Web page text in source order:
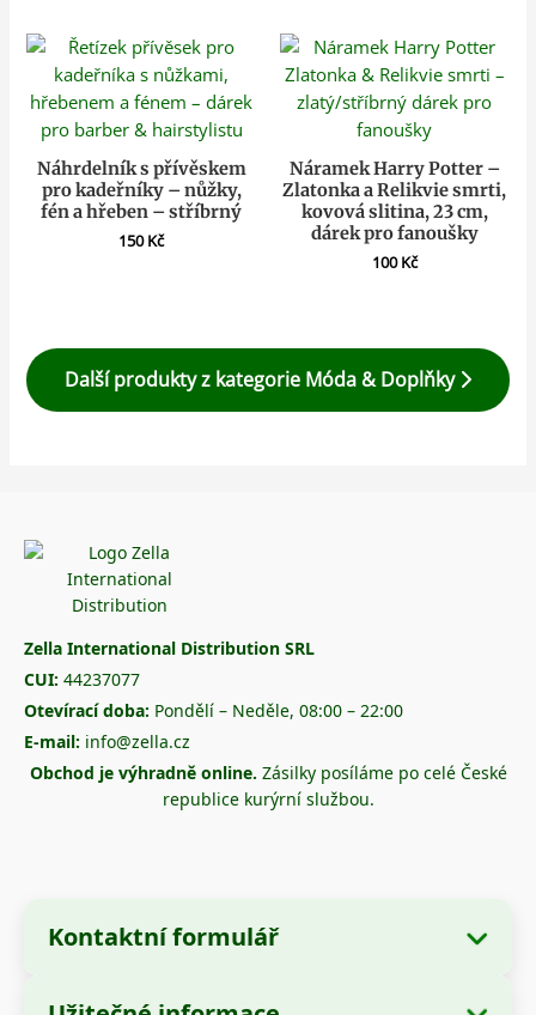
Náhrdelník s přívěskem
pro kadeřníky – nůžky,
fén a hřeben – stříbrný
150Kč
Náramek Harry Potter –
Zlatonka a Relikvie smrti,
kovová slitina, 23 cm,
dárek pro fanoušky
100Kč
Další produkty z kategorie Móda & Doplňky
Zella International Distribution SRL
CUI: 44237077
Otevírací doba: Pondělí – Neděle, 08:00 – 22:00
E-mail: info@zella.cz
Obchod je výhradně online. Zásilky posíláme po celé České
republice kurýrní službou.
Kontaktní formulář